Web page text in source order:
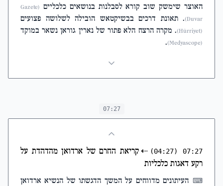
האוצר שימשק שוב קורא לסבלנות בנושאים כלכליים
(Gazete
Duvar) . תאונת דרכים בבשיקטאש הובילה לשלושה פצועים
(Hürriyet) . מקרה הרצח הלא פתור של נארין גוראן נשאר במוקד
(Medyascope)
.
07:27
07:27
(04:27)
⇠ קריאת החרם של ארדואן מהדהדת על
רקע דאגות כלכליות
⌨ העיתונים מדווחים על המשך הדגשתו של הנשיא ארדואן